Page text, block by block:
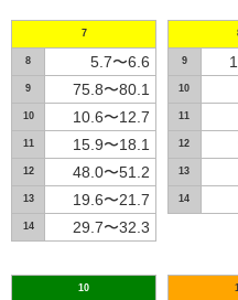
7
8 5.7〜6.6
9 75.8〜80.1
10 10.6〜12.7
11 15.9〜18.1
12 48.0〜51.2
13 19.6〜21.7
14 29.7〜32.3
9
10
11
12
13
14
10